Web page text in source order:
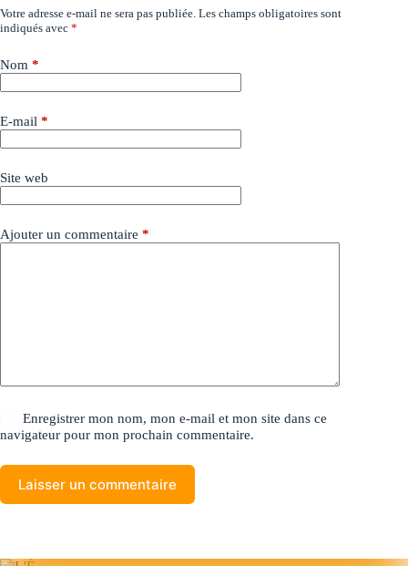
Votre adresse e-mail ne sera pas publiée. Les champs obligatoires sont
indiqués avec *
Nom *
E-mail *
Site web
Ajouter un commentaire *
Enregistrer mon nom, mon e-mail et mon site dans ce
navigateur pour mon prochain commentaire.
Laisser un commentaire